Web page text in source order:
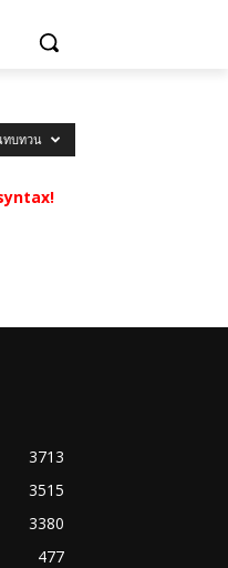
ทบทวน
3713
3515
3380
477